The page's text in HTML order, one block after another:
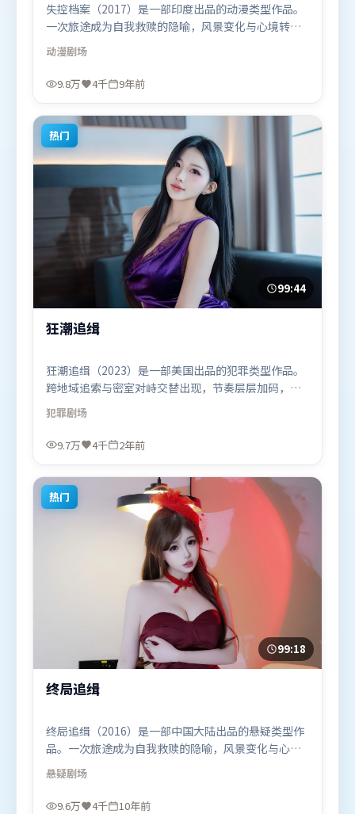
失控档案（2017）是一部印度出品的动漫类型作品。
一次旅途成为自我救赎的隐喻，风景变化与心境转折
彼此呼应。动作场面设计讲究空间与节奏，文戏部分
同样扎实耐嚼。由林超贤执导，全智贤、胡歌、汤
唯，秦海璐、孙艺珍、沈腾等联袂出演。影片于2017
漫题材的观众观看。
动漫剧场
9.8万 4千 9年前
热门
99:44
狂潮追缉
狂潮追缉（2023）是一部美国出品的犯罪类型作品。
跨地域追索与密室对峙交替出现，节奏层层加码，张
力持续上扬。人物关系网复杂却不凌乱，每场对手戏
都推动信息增量。由许鞍华执导，刘亦菲、白宇、易
烊千玺，基里安·墨菲、宋康昊等联袂出演。影片于
喜欢犯罪题材的观众观看。
犯罪剧场
9.7万 4千 2年前
热门
99:18
终局追缉
终局追缉（2016）是一部中国大陆出品的悬疑类型作
品。一次旅途成为自我救赎的隐喻，风景变化与心境
转折彼此呼应。摄影与美术共同营造出强烈地域气
质，增强沉浸感。由史蒂文·斯皮尔伯格执导，堺雅
人、迪皮卡·帕度柯妮、肖战，吴京等联袂出演。影
悬疑剧场
9.6万 4千 10年前